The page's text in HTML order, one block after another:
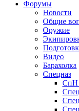
Форумы
Новости
Общие
Оружие
Видео
Барахолка
Спецназ
СпН